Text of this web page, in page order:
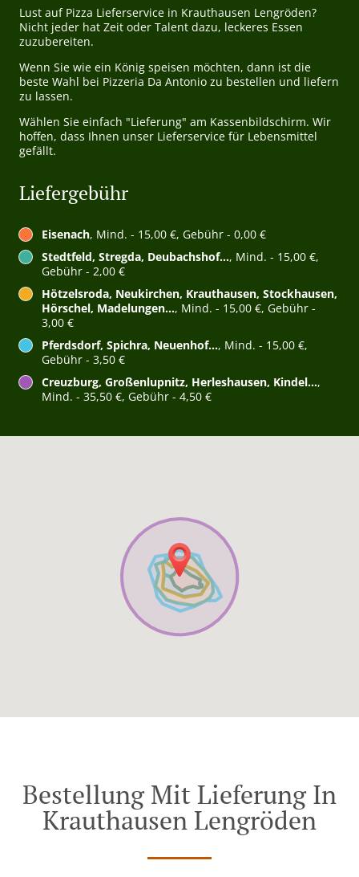
Lust auf Pizza Lieferservice in Krauthausen Lengröden?
Nicht jeder hat Zeit oder Talent dazu, leckeres Essen
zuzubereiten.
Wenn Sie wie ein König speisen möchten, dann ist die
beste Wahl bei Pizzeria Da Antonio zu bestellen und liefern
zu lassen.
Wählen Sie einfach "Lieferung" am Kassenbildschirm. Wir
hoffen, dass Ihnen unser Lieferservice für Lebensmittel
gefällt.
Liefergebühr
Eisenach, Mind. - 15,00 €, Gebühr - 0,00 €
Stedtfeld, Stregda, Deubachshof..., Mind. - 15,00 €,
Gebühr - 2,00 €
Hötzelsroda, Neukirchen, Krauthausen, Stockhausen,
Hörschel, Madelungen..., Mind. - 15,00 €, Gebühr -
3,00 €
Pferdsdorf, Spichra, Neuenhof..., Mind. - 15,00 €,
Gebühr - 3,50 €
Creuzburg, Großenlupnitz, Herleshausen, Kindel...,
Mind. - 35,50 €, Gebühr - 4,50 €
Bestellung Mit Lieferung In
Krauthausen Lengröden